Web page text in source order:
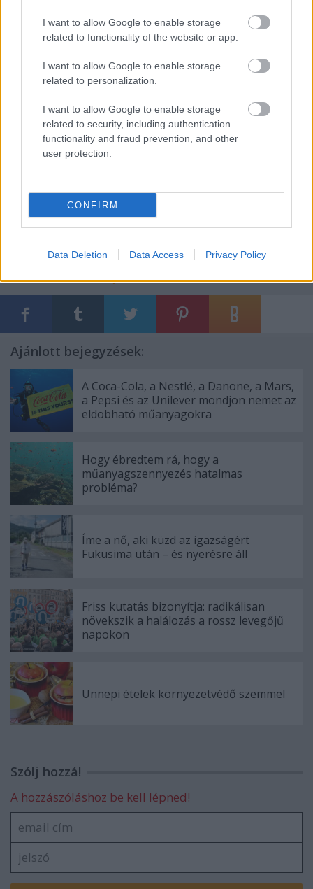
I want to allow Google to enable storage
related to functionality of the website or app.
I want to allow Google to enable storage
related to personalization.
I want to allow Google to enable storage
related to security, including authentication
functionality and fraud prevention, and other
user protection.
CONFIRM
Data Deletion Data Access Privacy Policy
van az erőnk?
szigetekre, hogy behúzzanak egyet a hatalmasoknak
és megmentsék a világot, bizonyára nem is
kormánynál. Hanem Ti, mindannyian.
eredeti blogbejegyzéstírta James Turner,
korábban a BBC, az ITV és a Greenpeace UK
munkatársa, jelenleg pedig a San Francisco-i
Ajánlott bejegyzések:
A Coca-Cola, a Nestlé, a Danone, a Mars,
a Pepsi és az Unilever mondjon nemet az
eldobható műanyagokra
Hogy ébredtem rá, hogy a
műanyagszennyezés hatalmas
probléma?
Íme a nő, aki küzd az igazságért
Fukusima után – és nyerésre áll
Friss kutatás bizonyítja: radikálisan
növekszik a halálozás a rossz levegőjű
napokon
Ünnepi ételek környezetvédő szemmel
Szólj hozzá!
A hozzászóláshoz be kell lépned!